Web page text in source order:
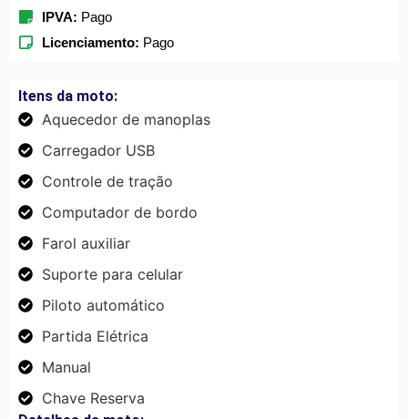
IPVA: Pago
Licenciamento: Pago
Itens da moto:
Aquecedor de manoplas
Carregador USB
Controle de tração
Computador de bordo
Farol auxiliar
Suporte para celular
Piloto automático
Partida Elétrica
Manual
Chave Reserva